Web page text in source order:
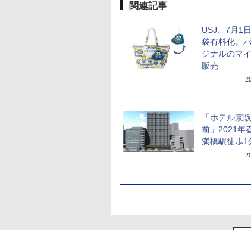
関連記事
USJ、7月1
袋有料化。
ジナルのマ
販売
「ホテル京
前」2021年
満橋駅徒歩1